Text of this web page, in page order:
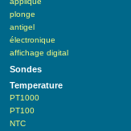
plonge
antigel
électronique
affichage digital
Sondes
Temperature
PT1000
PT100
NTC